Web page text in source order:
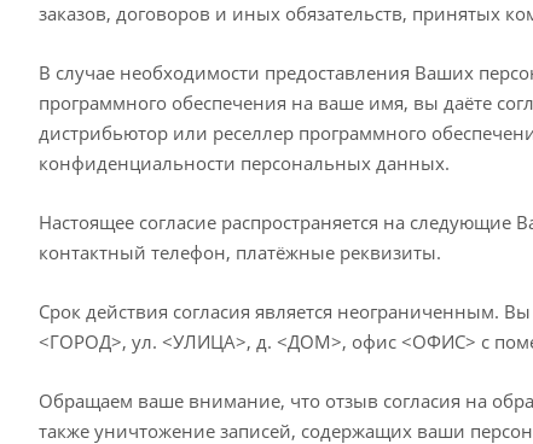
заказов, договоров и иных обязательств, принятых
В случае необходимости предоставления Ваших
программного обеспечения на ваше имя, вы даёте
дистрибьютор или реселлер программного
конфиденциальности персональных данных.
Настоящее согласие распространяется на
контактный телефон, платёжные реквизиты.
Срок действия согласия является неограниченным.
<ГОРОД>, ул. <УЛИЦА>, д. <ДОМ>, офис <ОФИС> с
Обращаем ваше внимание, что отзыв согласия на
также уничтожение записей, содержащих ваши